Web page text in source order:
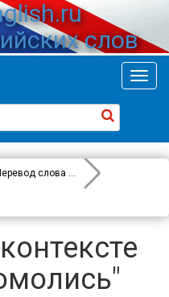
слов
Перевод слова
Prayer